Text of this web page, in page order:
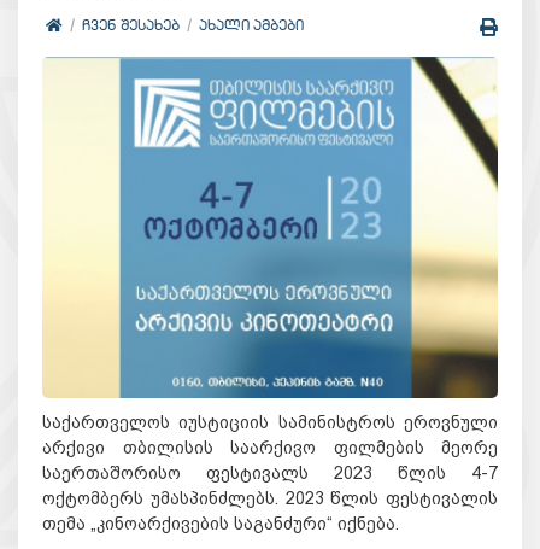
ᲩᲕᲔᲜ ᲨᲔᲡᲐᲮᲔᲑ ᲐᲮᲐᲚᲘ ᲐᲛᲑᲔᲑᲘ
საქართველოს იუსტიციის სამინისტროს ეროვნული
არქივი თბილისის საარქივო ფილმების მეორე
საერთაშორისო ფესტივალს 2023 წლის 4-7
ოქტომბერს უმასპინძლებს. 2023 წლის ფესტივალის
თემა „კინოარქივების საგანძური“ იქნება.